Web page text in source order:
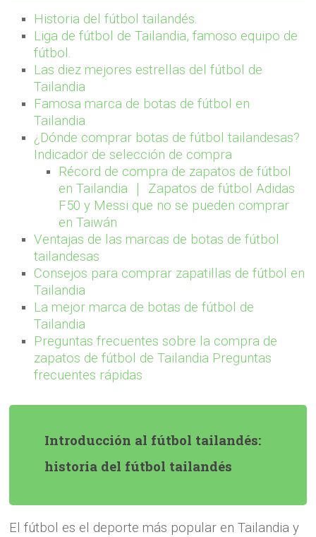
Historia del fútbol tailandés.
Liga de fútbol de Tailandia, famoso equipo de
fútbol.
Las diez mejores estrellas del fútbol de
Tailandia
Famosa marca de botas de fútbol en
Tailandia.
¿Dónde comprar botas de fútbol tailandesas?
Indicador de selección de compra
Récord de compra de zapatos de fútbol
en Tailandia ｜ Zapatos de fútbol Adidas
F50 y Messi que no se pueden comprar
en Taiwán
Ventajas de las marcas de botas de fútbol
tailandesas
Consejos para comprar zapatillas de fútbol en
Tailandia
La mejor marca de botas de fútbol de
Tailandia
Preguntas frecuentes sobre la compra de
zapatos de fútbol de Tailandia Preguntas
frecuentes rápidas
Introducción al fútbol tailandés:
historia del fútbol tailandés
El fútbol es el deporte más popular en Tailandia y